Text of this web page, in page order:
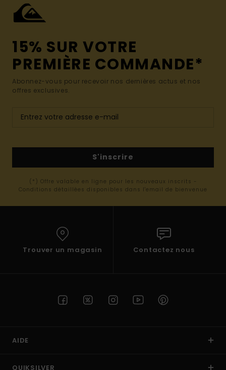
15% SUR VOTRE
PREMIÈRE COMMANDE*
Abonnez-vous pour recevoir nos dernières actus et nos
offres exclusives.
S'inscrire
(*) Offre valable en ligne pour les nouveaux inscrits -
Conditions détaillées disponibles dans l'email de bienvenue
Trouver un magasin Contactez nous
AIDE
QUIKSILVER